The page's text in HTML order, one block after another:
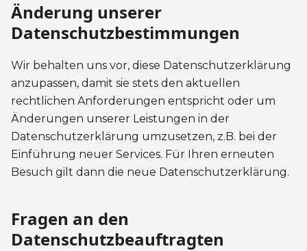
Änderung unserer
Datenschutzbestimmungen
Wir behalten uns vor, diese Datenschutzerklärung
anzupassen, damit sie stets den aktuellen
rechtlichen Anforderungen entspricht oder um
Änderungen unserer Leistungen in der
Datenschutzerklärung umzusetzen, z.B. bei der
Einführung neuer Services. Für Ihren erneuten
Besuch gilt dann die neue Datenschutzerklärung.
Fragen an den
Datenschutzbeauftragten